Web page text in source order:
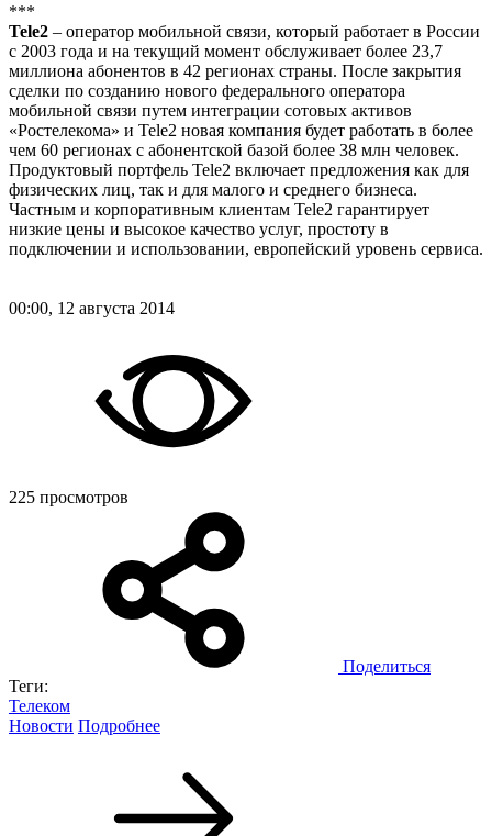
***
Tele2 – оператор мобильной связи, который работает в России
с 2003 года и на текущий момент обслуживает более 23,7
миллиона абонентов в 42 регионах страны. После закрытия
сделки по созданию нового федерального оператора
мобильной связи путем интеграции сотовых активов
«Ростелекома» и Tele2 новая компания будет работать в более
чем 60 регионах с абонентской базой более 38 млн человек.
Продуктовый портфель Tele2 включает предложения как для
физических лиц, так и для малого и среднего бизнеса.
Частным и корпоративным клиентам Tele2 гарантирует
низкие цены и высокое качество услуг, простоту в
подключении и использовании, европейский уровень сервиса.
00:00, 12 августа 2014
225 просмотров
Поделиться
Теги:
Телеком
Новости Подробнее